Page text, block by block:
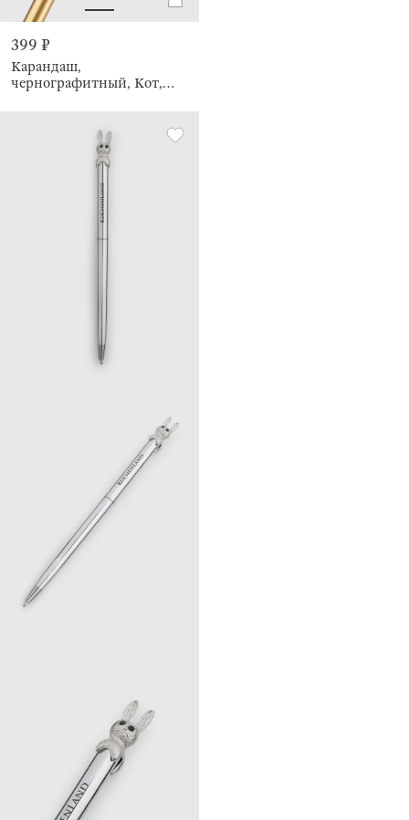
399 ₽
Карандаш,
чернографитный, Кот,